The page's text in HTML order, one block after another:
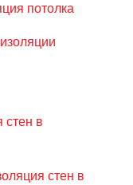
потолка
стен в
стен в